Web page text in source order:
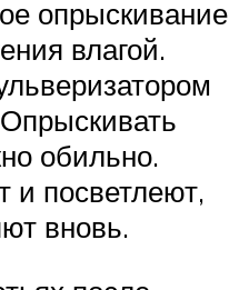
опрыскивание
влагой.
обильно.
и посветлеют,
вновь.